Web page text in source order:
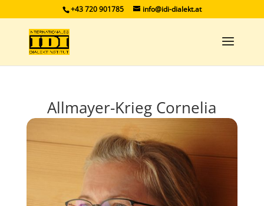
+43 720 901785 info@idi-dialekt.at
Allmayer-Krieg Cornelia